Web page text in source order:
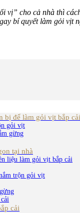
vị” cho cả nhà thì
bí quyết làm gỏi vịt
bị để làm gỏi vịt bắp cải
gỏi vịt
gừng
tại nhà
liệu làm gỏi vịt bắp cải
trộn gỏi vịt
cải